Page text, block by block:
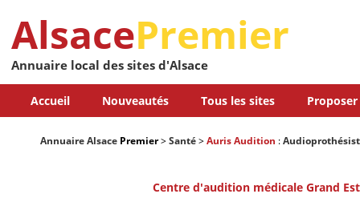
AlsacePremier
Annuaire local des sites d'Alsace
Accueil Nouveautés Tous les sites
Annuaire Alsace Premier>Santé>Auris Audition :
Centre d'audition médicale Grand Est